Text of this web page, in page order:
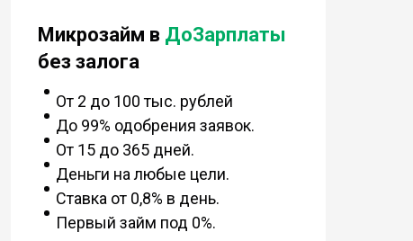
Микрозайм в ДоЗарплаты
без залога
От 2 до 100 тыс. рублей
До 99% одобрения заявок.
От 15 до 365 дней.
Деньги на любые цели.
Ставка от 0,8% в день.
Первый займ под 0%.